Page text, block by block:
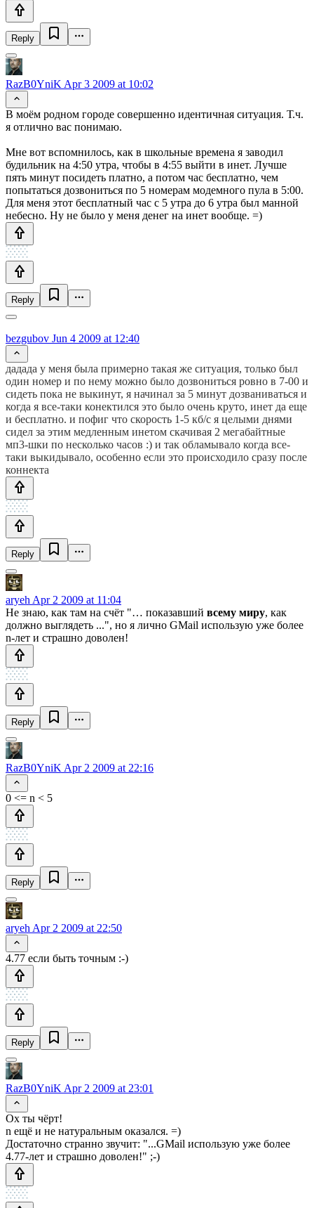
Reply
RazB0YniK Apr 3 2009 at 10:02
В моём родном городе совершенно идентичная ситуация. Т.ч.
я отлично вас понимаю.
Мне вот вспомнилось, как в школьные времена я заводил
будильник на 4:50 утра, чтобы в 4:55 выйти в инет. Лучше
пять минут посидеть платно, а потом час бесплатно, чем
попытаться дозвониться по 5 номерам модемного пула в 5:00.
Для меня этот бесплатный час с 5 утра до 6 утра был манной
небесно. Ну не было у меня денег на инет вообще. =)
Reply
bezgubov Jun 4 2009 at 12:40
дадада у меня была примерно такая же ситуация, только был
один номер и по нему можно было дозвониться ровно в 7-00 и
сидеть пока не выкинут, я начинал за 5 минут дозваниваться и
когда я все-таки конектился это было очень круто, инет да еще
и бесплатно. и пофиг что скорость 1-5 кб/с я целыми днями
сидел за этим медленным инетом скачивая 2 мегабайтные
мп3-шки по несколько часов :) и так обламывало когда все-
таки выкидывало, особенно если это происходило сразу после
коннекта
Reply
aryeh Apr 2 2009 at 11:04
Не знаю, как там на счёт "… показавший всему миру, как
должно выглядеть ...", но я лично GMail использую уже более
n-лет и страшно доволен!
Reply
RazB0YniK Apr 2 2009 at 22:16
0 <= n < 5
Reply
aryeh Apr 2 2009 at 22:50
4.77 если быть точным :-)
Reply
RazB0YniK Apr 2 2009 at 23:01
Ох ты чёрт!
n ещё и не натуральным оказался. =)
Достаточно странно звучит: "...GMail использую уже более
4.77-лет и страшно доволен!" ;-)